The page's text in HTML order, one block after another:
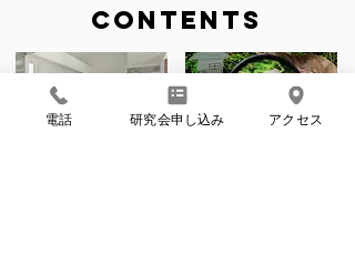
CONTENTS
電話 研究会申し込み アクセス